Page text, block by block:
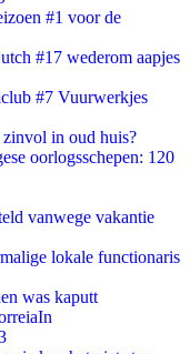
#1 voor de
#17 wederom aapjes
#7 Vuurwerkjes
zinvol in oud huis?
oorlogsschepen: 120
vanwege vakantie
lokale functionaris
was kaputt